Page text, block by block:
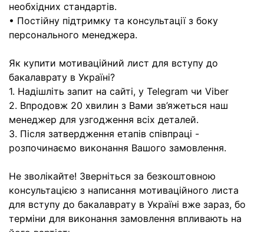
необхідних стандартів.
• Постійну підтримку та консультації з боку
персонального менеджера.
Як купити мотиваційний лист для вступу до
бакалаврату в Україні?
1. Надішліть запит на сайті, у Telegram чи Viber
2. Впродовж 20 хвилин з Вами зв’яжеться наш
менеджер для узгодження всіх деталей.
3. Після затвердження етапів співпраці -
розпочинаємо виконання Вашого замовлення.
Не зволікайте! Зверніться за безкоштовною
консультацією з написання мотиваційного листа
для вступу до бакалаврату в Україні вже зараз, бо
терміни для виконання замовлення впливають на